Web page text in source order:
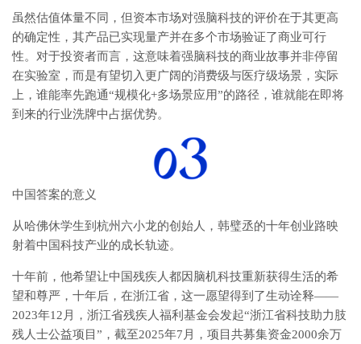
虽然估值体量不同，但资本市场对强脑科技的评价在于其更高
的确定性，其产品已实现量产并在多个市场验证了商业可行
性。对于投资者而言，这意味着强脑科技的商业故事并非停留
在实验室，而是有望切入更广阔的消费级与医疗级场景，实际
上，谁能率先跑通“规模化+多场景应用”的路径，谁就能在即将
到来的行业洗牌中占据优势。
中国答案的意义
从哈佛休学生到杭州六小龙的创始人，韩璧丞的十年创业路映
射着中国科技产业的成长轨迹。
十年前，他希望让中国残疾人都因脑机科技重新获得生活的希
望和尊严，十年后，在浙江省，这一愿望得到了生动诠释——
2023年12月，浙江省残疾人福利基金会发起“浙江省科技助力肢
残人士公益项目”，截至2025年7月，项目共募集资金2000余万